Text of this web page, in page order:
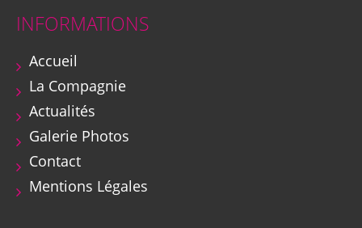
INFORMATIONS
Accueil
La Compagnie
Actualités
Galerie Photos
Contact
Mentions Légales